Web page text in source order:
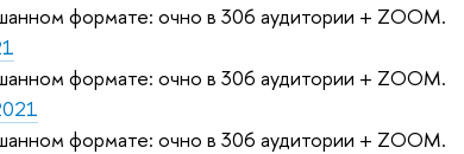
формате: очно в 306 аудитории + ZOOM.
формате: очно в 306 аудитории + ZOOM.
формате: очно в 306 аудитории + ZOOM.